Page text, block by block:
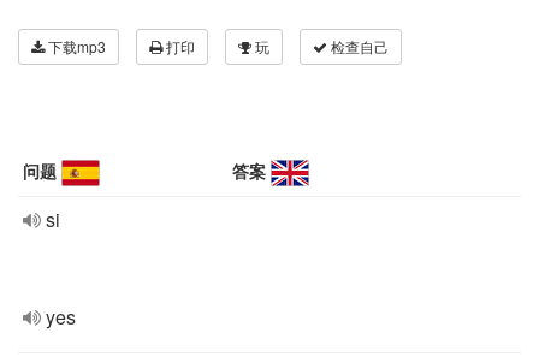
下载mp3 打印 玩 检查自己
问题 答案
si
yes